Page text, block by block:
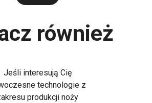
również
Jeśli interesują Cię
technologie z
produkcji noży